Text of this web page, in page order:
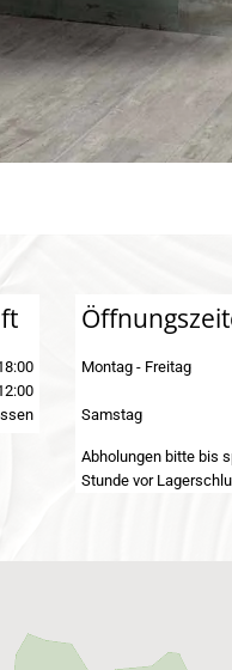
Montag - Freitag
Samstag
Abholungen bitte bis
Stunde vor